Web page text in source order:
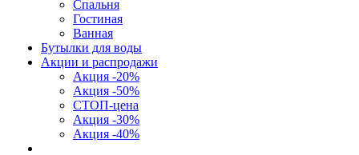
Спальня
Гостиная
Ванная
Бутылки для воды
Акции и распродажи
Акция -20%
Акция -50%
СТОП-цена
Акция -30%
Акция -40%